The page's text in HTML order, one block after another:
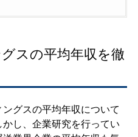
スの平均年収を徹
グスの平均年収について
し、企業研究を行ってい